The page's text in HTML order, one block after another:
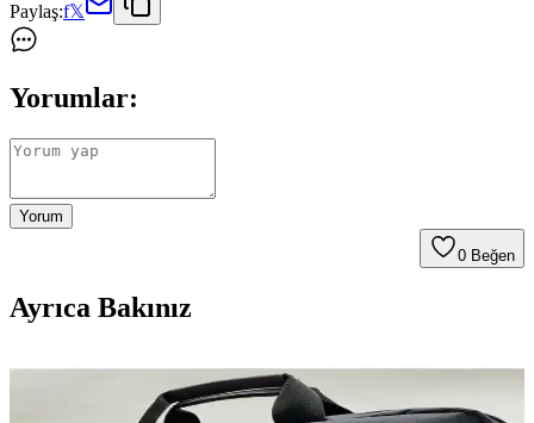
Paylaş:f𝕏
Yorumlar:
Yorum
0 Beğen
Ayrıca Bakınız
PLM Canyoncase Notebook Çantası 13-14 İnç Şık
ve Fonksiyonel Tasarım Özellikleri